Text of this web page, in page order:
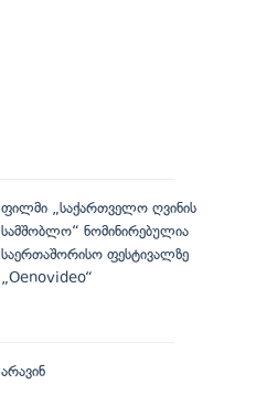
ფილმი „საქართველო ღვინის
სამშობლო“ ნომინირებულია
საერთაშორისო ფესტივალზე
„Oenovideo“
არავინ